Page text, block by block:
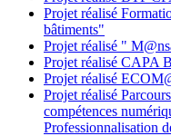
Projet réalisé
bâtiments"
Projet réalisé "
Projet réalisé CAPA
Projet réalisé
Projet réalisé
compétences
Professionnalisation